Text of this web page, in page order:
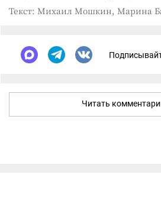
Текст: Михаил Мошкин, Марина
Читать